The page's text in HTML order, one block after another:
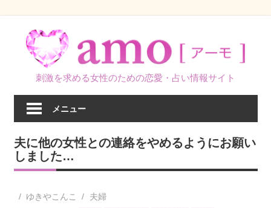
刺激を求める女性のための恋愛・占い情報サイト
メニュー
夫に他の女性との連絡をやめるようにお願い
しました…
ゆきやこんこ 夫婦